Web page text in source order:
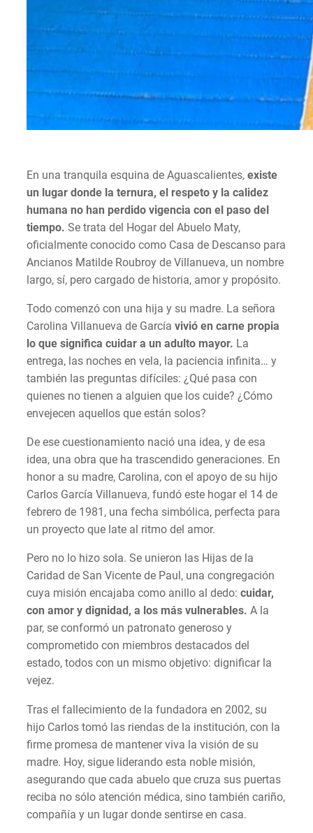
En una tranquila esquina de Aguascalientes, existe
un lugar donde la ternura, el respeto y la calidez
humana no han perdido vigencia con el paso del
tiempo. Se trata del Hogar del Abuelo Maty,
oficialmente conocido como Casa de Descanso para
Ancianos Matilde Roubroy de Villanueva, un nombre
largo, sí, pero cargado de historia, amor y propósito.
Todo comenzó con una hija y su madre. La señora
Carolina Villanueva de García vivió en carne propia
lo que significa cuidar a un adulto mayor. La
entrega, las noches en vela, la paciencia infinita… y
también las preguntas difíciles: ¿Qué pasa con
quienes no tienen a alguien que los cuide? ¿Cómo
envejecen aquellos que están solos?
De ese cuestionamiento nació una idea, y de esa
idea, una obra que ha trascendido generaciones. En
honor a su madre, Carolina, con el apoyo de su hijo
Carlos García Villanueva, fundó este hogar el 14 de
febrero de 1981, una fecha simbólica, perfecta para
un proyecto que late al ritmo del amor.
Pero no lo hizo sola. Se unieron las Hijas de la
Caridad de San Vicente de Paul, una congregación
cuya misión encajaba como anillo al dedo: cuidar,
con amor y dignidad, a los más vulnerables. A la
par, se conformó un patronato generoso y
comprometido con miembros destacados del
estado, todos con un mismo objetivo: dignificar la
vejez.
Tras el fallecimiento de la fundadora en 2002, su
hijo Carlos tomó las riendas de la institución, con la
firme promesa de mantener viva la visión de su
madre. Hoy, sigue liderando esta noble misión,
asegurando que cada abuelo que cruza sus puertas
reciba no sólo atención médica, sino también cariño,
compañía y un lugar donde sentirse en casa.